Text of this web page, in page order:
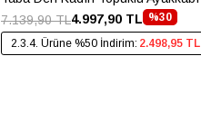
%30
4.997,90 TL
7.139,90 TL
2.3.4. Ürüne %50 İndirim: 2.498,95 TL